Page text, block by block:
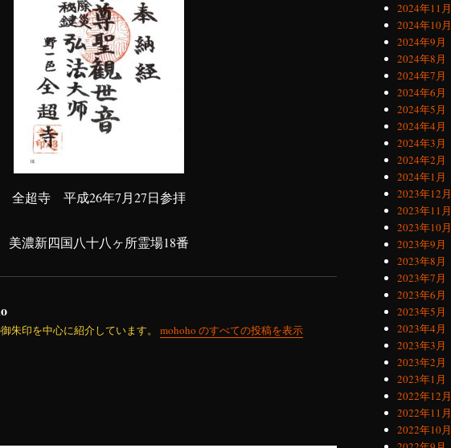
全超寺 平成26年7月27日参拝
美濃新四国八十八ヶ所霊場18番
朱印を中心に紹介しています。 mohoho のすべての投稿を表示
2024年11月
2024年10月
2024年9月
2024年8月
2024年7月
2024年6月
2024年5月
2024年4月
2024年3月
2024年2月
2024年1月
2023年12月
2023年11月
2023年10月
2023年9月
2023年8月
2023年7月
2023年6月
2023年5月
2023年4月
2023年3月
2023年2月
2023年1月
2022年12月
2022年11月
2022年10月